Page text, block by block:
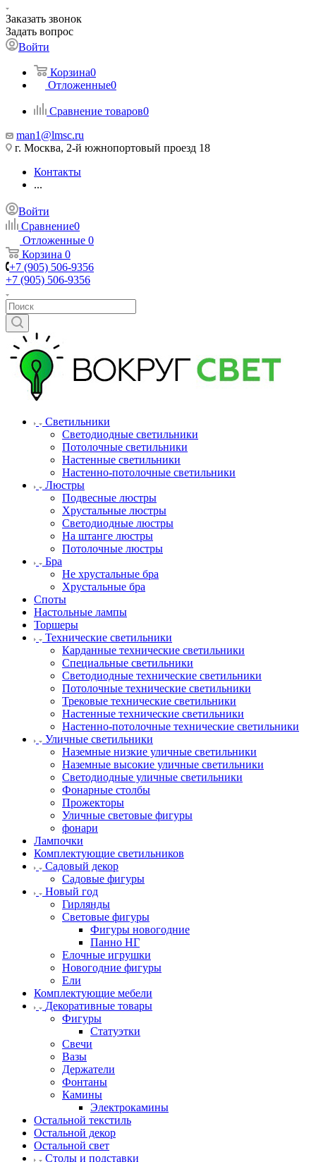
Заказать звонок
Задать вопрос
Войти
Корзина0
Отложенные0
Сравнение товаров0
man1@lmsc.ru
г. Москва, 2-й южнопортовый проезд 18
Контакты
...
Войти
Сравнение0
Отложенные 0
Корзина 0
+7 (905) 506-9356
+7 (905) 506-9356
Светильники
Светодиодные светильники
Потолочные светильники
Настенные светильники
Настенно-потолочные светильники
Люстры
Подвесные люстры
Хрустальные люстры
Светодиодные люстры
На штанге люстры
Потолочные люстры
Бра
Не хрустальные бра
Хрустальные бра
Споты
Настольные лампы
Торшеры
Технические светильники
Карданные технические светильники
Специальные светильники
Светодиодные технические светильники
Потолочные технические светильники
Трековые технические светильники
Настенные технические светильники
Настенно-потолочные технические светильники
Уличные светильники
Наземные низкие уличные светильники
Наземные высокие уличные светильники
Светодиодные уличные светильники
Фонарные столбы
Прожекторы
Уличные световые фигуры
фонари
Лампочки
Комплектующие светильников
Садовый декор
Садовые фигуры
Новый год
Гирлянды
Световые фигуры
Фигуры новогодние
Панно НГ
Елочные игрушки
Новогодние фигуры
Ели
Комплектующие мебели
Декоративные товары
Фигуры
Статуэтки
Свечи
Вазы
Держатели
Фонтаны
Камины
Электрокамины
Остальной текстиль
Остальной декор
Остальной свет
Столы и подставки